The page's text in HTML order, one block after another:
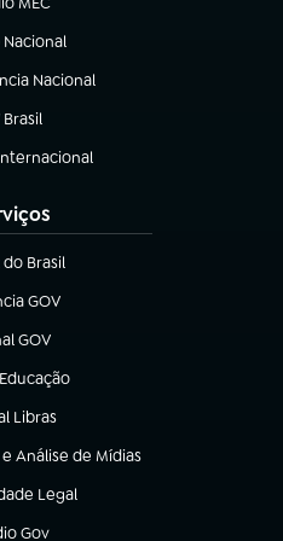
em nova aba)
Nacional
Nacional
aba)
Brasilem nova aba)
aba)
do Brasil
nova aba)
GOV
nova aba)
GOV
em nova aba)
nova aba)
Libras
em nova aba)
Análise de Mídias
Legal
nova aba)
Gov